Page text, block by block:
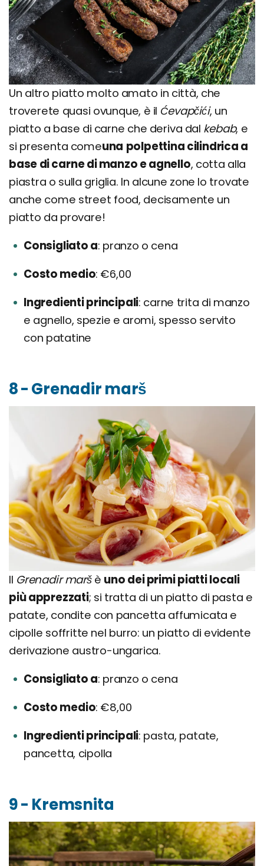
Un altro piatto molto amato in città, che
troverete quasi ovunque, è il Ćevapčići, un
piatto a base di carne che deriva dal kebab, e
si presenta comeuna polpettina cilindrica a
base di carne di manzo e agnello, cotta alla
piastra o sulla griglia. In alcune zone lo trovate
anche come street food, decisamente un
piatto da provare!
Consigliato a pranzo o cena
Costo medio €6,00
Ingredienti principali carne trita di manzo
e agnello, spezie e aromi, spesso servito
con patatine
8 - Grenadir marš
Il Grenadir maršè uno dei primi piatti locali
più apprezzati; si tratta di un piatto di pasta e
patate, condite con pancetta affumicata e
cipolle soffritte nel burro: un piatto di evidente
derivazione austro-ungarica.
Consigliato a pranzo o cena
Costo medio €8,00
Ingredienti principali pasta, patate,
pancetta, cipolla
9 - Kremsnita